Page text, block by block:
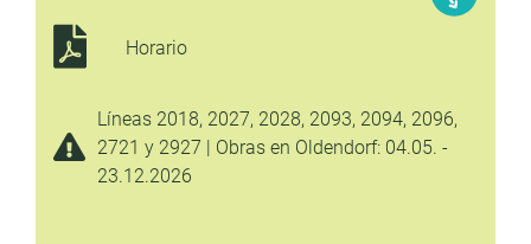
Horario
Líneas 2018, 2027, 2028, 2093, 2094, 2096,
2721 y 2927 | Obras en Oldendorf: 04.05. -
23.12.2026